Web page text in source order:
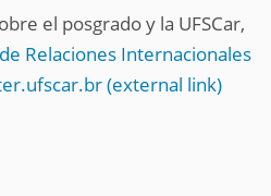
el posgrado y la UFSCar,
Relaciones Internacionales
(external link)